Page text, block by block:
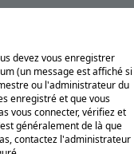
devez vous enregistrer
(un message est affiché si
ou l'administrateur du
enregistré et que vous
vous connecter, vérifiez et
généralement de là que
contactez l'administrateur